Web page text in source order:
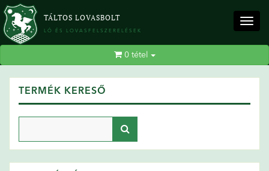
TÁLTOS LOVASBOLT
LÓ ÉS LOVASFELSZERELÉSEK
0tétel
TERMÉK KERESŐ